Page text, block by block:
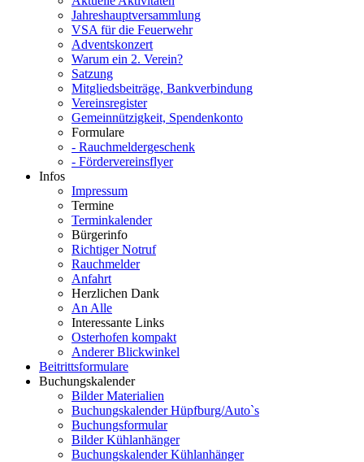
Jahreshauptversammlung
VSA für die Feuerwehr
Adventskonzert
Warum ein 2. Verein?
Satzung
Mitgliedsbeiträge, Bankverbindung
Vereinsregister
Gemeinnützigkeit, Spendenkonto
Formulare
- Rauchmeldergeschenk
- Fördervereinsflyer
Infos
Impressum
Termine
Terminkalender
Bürgerinfo
Richtiger Notruf
Rauchmelder
Anfahrt
Herzlichen Dank
An Alle
Interessante Links
Osterhofen kompakt
Anderer Blickwinkel
Beitrittsformulare
Buchungskalender
Bilder Materialien
Buchungskalender Hüpfburg/Auto`s
Buchungsformular
Bilder Kühlanhänger
Buchungskalender Kühlanhänger